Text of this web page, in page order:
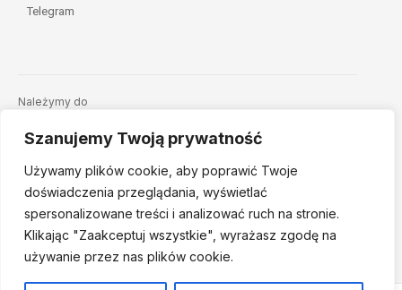
Szanujemy Twoją prywatność
Używamy plików cookie, aby poprawić Twoje
doświadczenia przeglądania, wyświetlać
spersonalizowane treści i analizować ruch na stronie.
Klikając "Zaakceptuj wszystkie", wyrażasz zgodę na
używanie przez nas plików cookie.
Telegram
Należymy do
© 2026 Fundacja Dajemy Dzieciom Siłę • Projekt: nordmind.pl